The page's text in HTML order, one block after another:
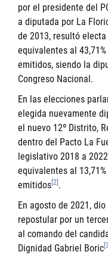
por el presidente del
a diputada por La
de 2013, resultó
equivalentes al
emitidos, siendo la
Congreso Nacional.
En las elecciones
elegida nuevamente
el nuevo 12º Distrito,
dentro del Pacto La
legislativo 2018 a
equivalentes al
emitidos [2] .
En agosto de 2021,
repostular por un
al comando del
Dignidad Gabriel Boric [3]